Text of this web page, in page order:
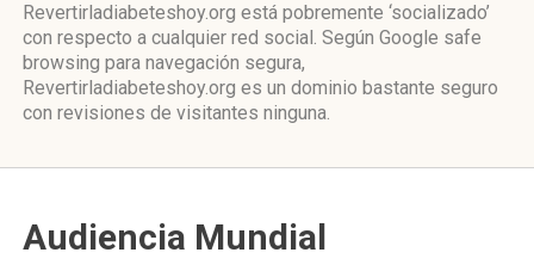
Revertirladiabeteshoy.org está pobremente ‘socializado’
con respecto a cualquier red social. Según Google safe
browsing para navegación segura,
Revertirladiabeteshoy.org es un dominio bastante seguro
con revisiones de visitantes ninguna.
Audiencia Mundial